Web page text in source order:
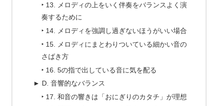
‣ 13. メロディの上をいく伴奏をバランスよく演
奏するために
‣ 14. メロディを強調し過ぎないほうがいい場合
‣ 15. メロディにまとわりついている細かい音の
さばき方
‣ 16. 5の指で出している音に気を配る
► D. 音響的なバランス
‣ 17. 和音の響きは「おにぎりのカタチ」が理想